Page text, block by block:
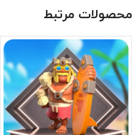
محصولات مرتبط